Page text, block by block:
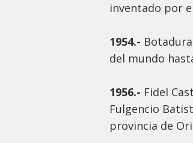
inventado por
1954.-
del mundo
1956.- Fidel
Fulgencio
provincia de